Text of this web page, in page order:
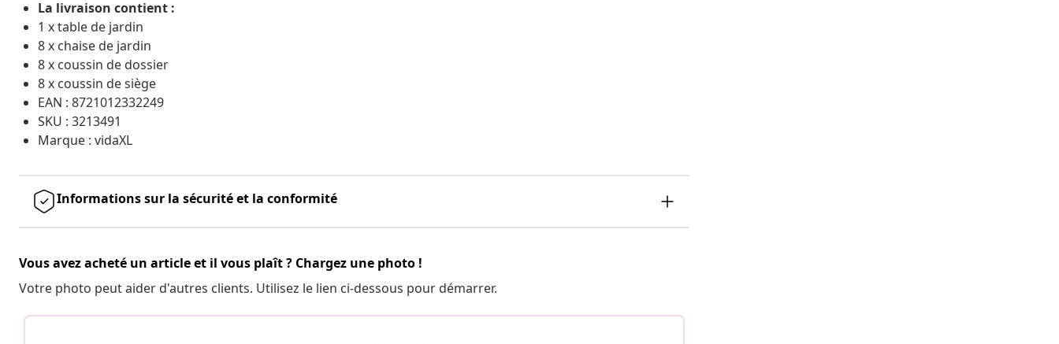
La livraison contient :
1 x table de jardin
8 x chaise de jardin
8 x coussin de dossier
8 x coussin de siège
EAN : 8721012332249
SKU : 3213491
Marque : vidaXL
Informations sur la sécurité et la conformité
Vous avez acheté un article et il vous plaît ? Chargez une photo !
Votre photo peut aider d'autres clients. Utilisez le lien ci-dessous pour démarrer.